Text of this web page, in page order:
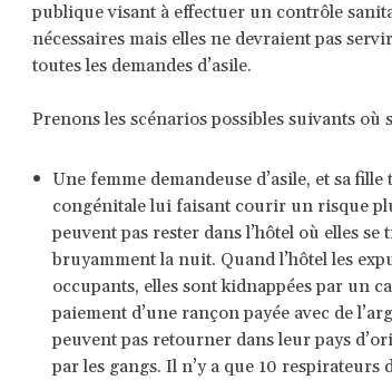
publique visant à effectuer un contrôle
nécessaires mais elles ne devraient pas
toutes les demandes d’asile.
Prenons les scénarios possibles suivants où
Une femme demandeuse d’asile, et sa
congénitale lui faisant courir un risque
peuvent pas rester dans l’hôtel où elles
bruyamment la nuit. Quand l’hôtel les
occupants, elles sont kidnappées par un
paiement d’une rançon payée avec de
peuvent pas retourner dans leur pays
par les gangs. Il n’y a que 10 respirateurs